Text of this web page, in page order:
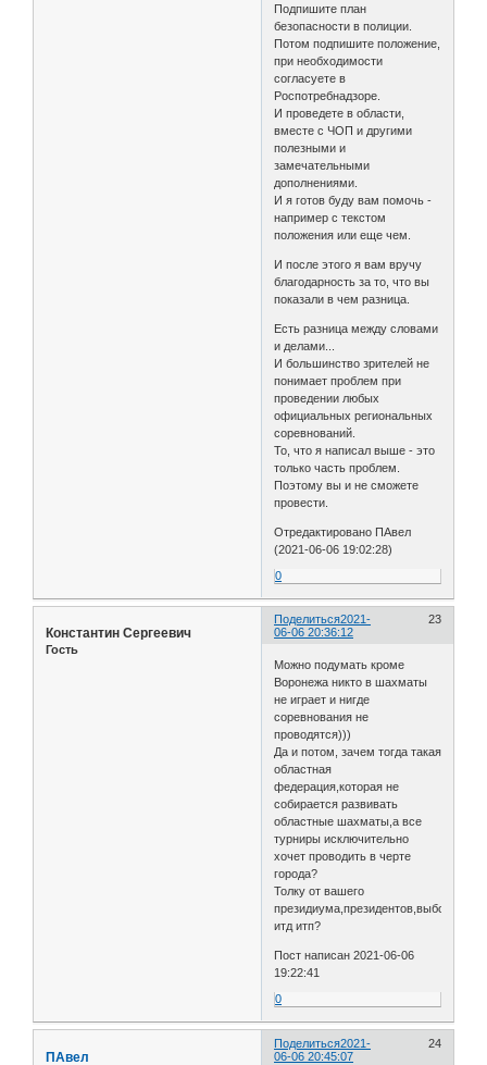
Подпишите план
безопасности в полиции.
Потом подпишите положение,
при необходимости
согласуете в
Роспотребнадзоре.
И проведете в области,
вместе с ЧОП и другими
полезными и
замечательными
дополнениями.
И я готов буду вам помочь -
например с текстом
положения или еще чем.
И после этого я вам вручу
благодарность за то, что вы
показали в чем разница.
Есть разница между словами
и делами...
И большинство зрителей не
понимает проблем при
проведении любых
официальных региональных
соревнований.
То, что я написал выше - это
только часть проблем.
Поэтому вы и не сможете
провести.
Отредактировано ПАвел
(2021-06-06 19:02:28)
0
Поделиться 23
2021-
06-06 20:36:12
Константин Сергеевич
Гость
Можно подумать кроме
Воронежа никто в шахматы
не играет и нигде
соревнования не
проводятся)))
Да и потом, зачем тогда такая
областная
федерация,которая не
собирается развивать
областные шахматы,а все
турниры исключительно
хочет проводить в черте
города?
Толку от вашего
президиума,президентов,выборов
итд итп?
Пост написан 2021-06-06
19:22:41
0
Поделиться 24
2021-
06-06 20:45:07
ПАвел